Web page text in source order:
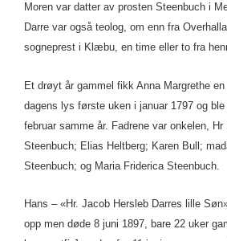
Moren var datter av prosten Steenbuch i
Darre var også teolog, om enn fra
sogneprest i Klæbu, en time eller to fra
Et drøyt år gammel fikk Anna Margrethe
dagens lys første uken i januar 1797 og
februar samme år. Fadrene var onkelen,
Steenbuch; Elias Heltberg; Karen Bull;
Steenbuch; og Maria Friderica Steenbuch.
Hans – «Hr. Jacob Hersleb Darres lille
opp men døde 8 juni 1897, bare 22 uker